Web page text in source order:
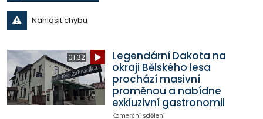
Nahlásit chybu
01:32
Legendární Dakota na
okraji Bělského lesa
prochází masivní
proměnou a nabídne
exkluzivní gastronomii
Komerční sdělení